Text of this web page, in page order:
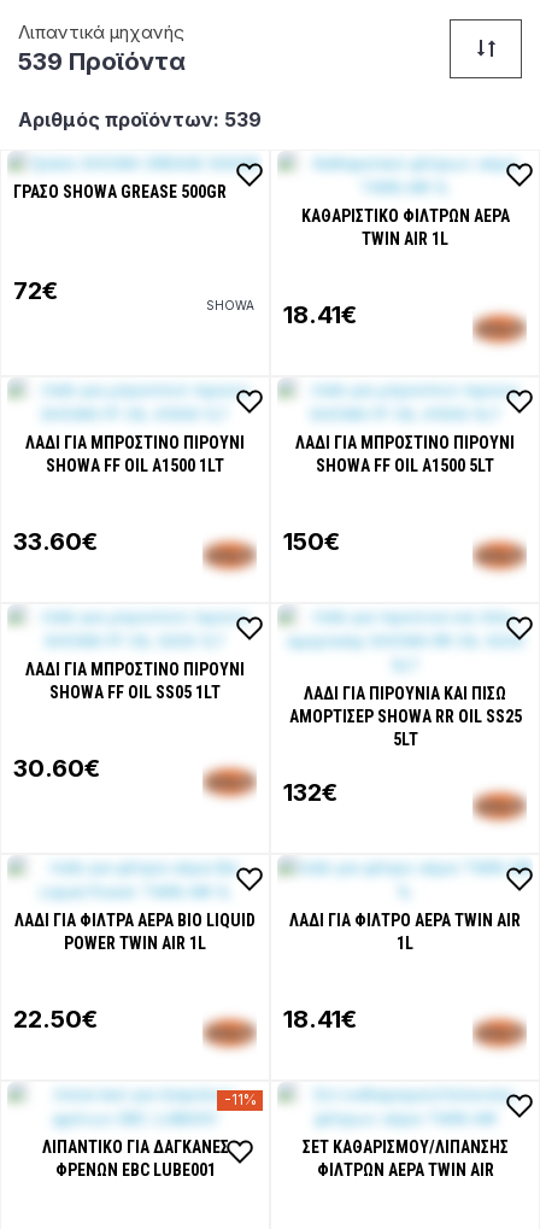
Λιπαντικά μηχανής
539 Προϊόντα
Αριθμός προϊόντων: 539
ΓΡΆΣΟ SHOWA GREASE 500GR
72€ SHOWA
ΚΑΘΑΡΙΣΤΙΚΌ ΦΊΛΤΡΩΝ ΑΈΡΑ
TWIN AIR 1L
18.41€
ΛΆΔΙ ΓΙΑ ΜΠΡΟΣΤΙΝΌ ΠΙΡΟΎΝΙ
SHOWA FF OIL A1500 1LT
33.60€
ΛΆΔΙ ΓΙΑ ΜΠΡΟΣΤΙΝΌ ΠΙΡΟΎΝΙ
SHOWA FF OIL A1500 5LT
150€
ΛΆΔΙ ΓΙΑ ΜΠΡΟΣΤΙΝΌ ΠΙΡΟΎΝΙ
SHOWA FF OIL SS05 1LT
30.60€
ΛΆΔΙ ΓΙΑ ΠΙΡΟΎΝΙΑ ΚΑΙ ΠΊΣΩ
ΑΜΟΡΤΙΣΈΡ SHOWA RR OIL SS25
5LT
132€
ΛΆΔΙ ΓΙΑ ΦΊΛΤΡΑ ΑΈΡΑ BIO LIQUID
POWER TWIN AIR 1L
22.50€
ΛΆΔΙ ΓΙΑ ΦΊΛΤΡΟ ΑΈΡΑ TWIN AIR
1L
18.41€
-11%
ΛΙΠΑΝΤΙΚΌ ΓΙΑ ΔΑΓΚΆΝΕΣ
ΦΡΈΝΩΝ EBC LUBE001
ΣΕΤ ΚΑΘΑΡΙΣΜΟΎ/ΛΊΠΑΝΣΗΣ
ΦΊΛΤΡΩΝ ΑΈΡΑ TWIN AIR